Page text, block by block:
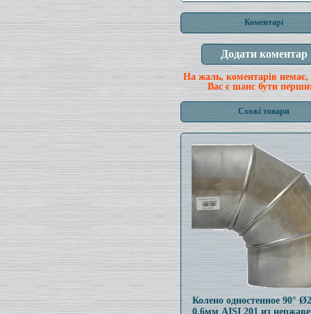
Коментарі
На жаль, коментарів немає,
Вас є шанс бути
Схожі товари
Колено одностенное 90°
0,6мм AISI 201 из